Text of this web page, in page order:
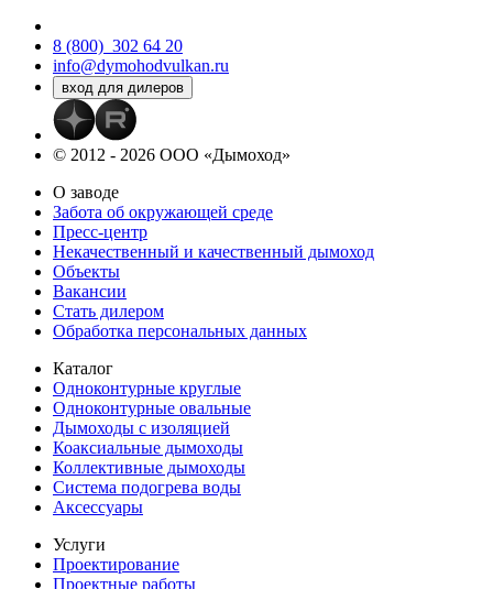
8 (800) 302 64 20
info@dymohodvulkan.ru
© 2012 - 2026 ООО «Дымоход»
О заводе
Забота об окружающей среде
Пресс-центр
Некачественный и качественный дымоход
Объекты
Вакансии
Стать дилером
Обработка персональных данных
Каталог
Одноконтурные круглые
Одноконтурные овальные
Дымоходы с изоляцией
Коаксиальные дымоходы
Коллективные дымоходы
Система подогрева воды
Аксессуары
Услуги
Проектирование
Проектные работы